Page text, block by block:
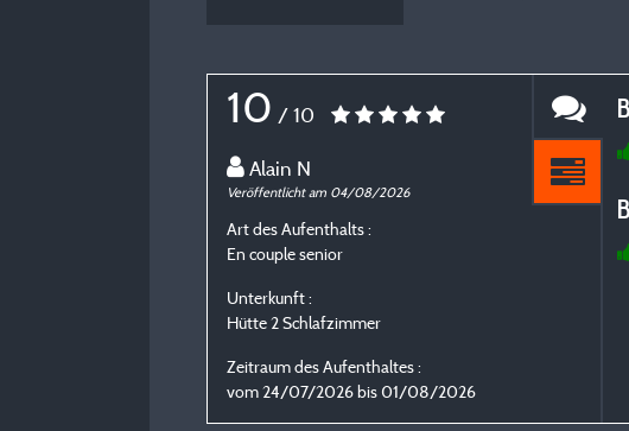
10 / 10
Alain N
Veröffentlicht am 04/08/2026
Art des Aufenthalts :
En couple senior
Unterkunft :
Hütte 2 Schlafzimmer
Zeitraum des Aufenthaltes :
vom 24/07/2026 bis 01/08/2026